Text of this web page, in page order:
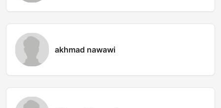
akhmad nawawi